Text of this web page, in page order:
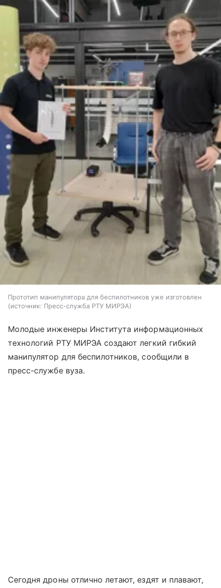
Прототип манипулятора для беспилотников уже изготовлен
источник: Пресс-служба РТУ МИРЭА
Молодые инженеры Института информационных
технологий РТУ МИРЭА создают легкий гибкий
манипулятор для беспилотников, сообщили в
пресс-службе вуза.
Сегодня дроны отлично летают, ездят и плавают,